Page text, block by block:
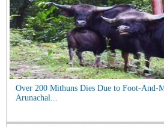
Over 200 Mithuns Dies Due to Foot-And-
Arunachal...